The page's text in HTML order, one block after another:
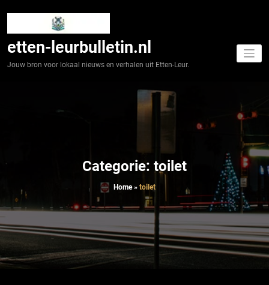
etten-leurbulletin.nl
Jouw bron voor lokaal nieuws en verhalen uit Etten-Leur.
Categorie: toilet
Home» toilet